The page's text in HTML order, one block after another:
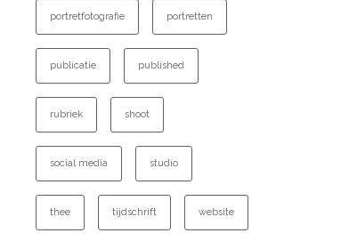
portretfotografie portretten
publicatie published
rubriek shoot
social media studio
thee tijdschrift website